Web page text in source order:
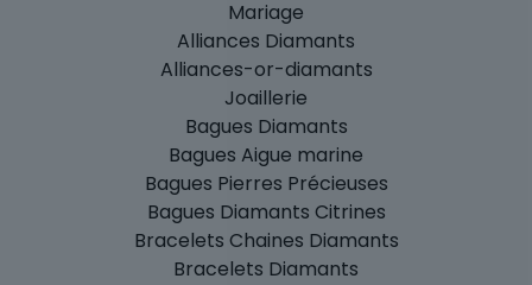
Mariage
Alliances Diamants
Alliances-or-diamants
Joaillerie
Bagues Diamants
Bagues Aigue marine
Bagues Pierres Précieuses
Bagues Diamants Citrines
Bracelets Chaines Diamants
Bracelets Diamants